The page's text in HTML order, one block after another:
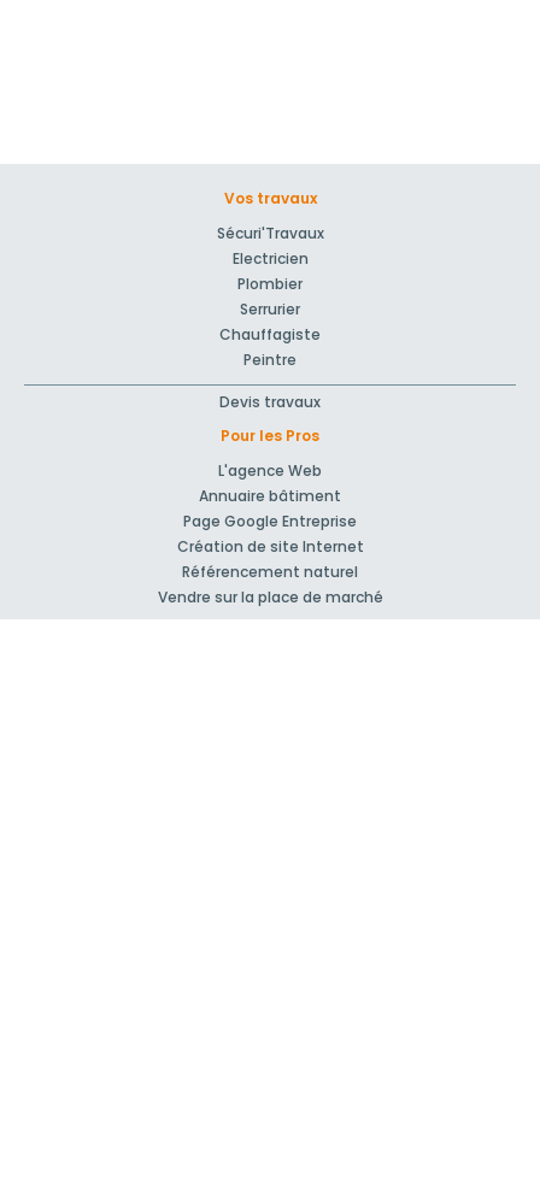
Vos travaux
Sécuri'Travaux
Electricien
Plombier
Serrurier
Chauffagiste
Peintre
Devis travaux
Pour les Pros
L'agence Web
Annuaire bâtiment
Page Google Entreprise
Création de site Internet
Référencement naturel
Vendre sur la place de marché